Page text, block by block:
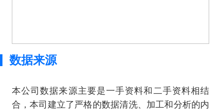
数据来源
本公司数据来源主要是一手资料和二手资料相结
合，本司建立了严格的数据清洗、加工和分析的内